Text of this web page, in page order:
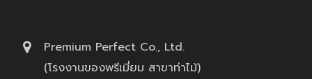
Premium Perfect Co., Ltd.
(โรงงานของพรีเมี่ยม สาขาท่าไม้)